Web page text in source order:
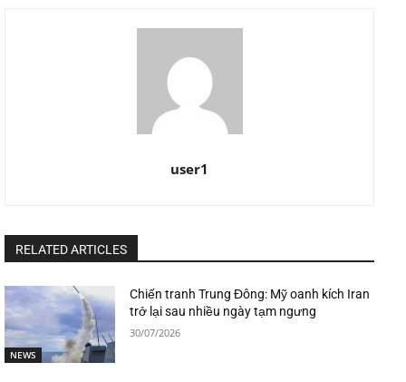
user1
RELATED ARTICLES
NEWS
Chiến tranh Trung Đông: Mỹ oanh kích Iran
trở lại sau nhiều ngày tạm ngưng
30/07/2026